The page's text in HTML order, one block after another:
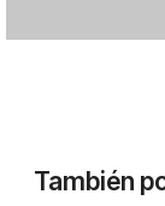
También